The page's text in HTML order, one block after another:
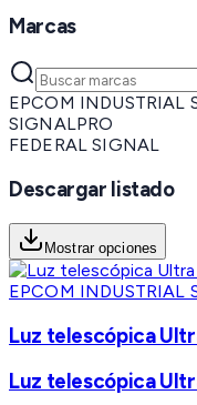
Marcas
EPCOM INDUSTRIAL
SIGNALPRO
FEDERAL SIGNAL
Descargar listado
Mostrar opciones
EPCOM INDUSTRIAL
Luz telescópica
Luz telescópica